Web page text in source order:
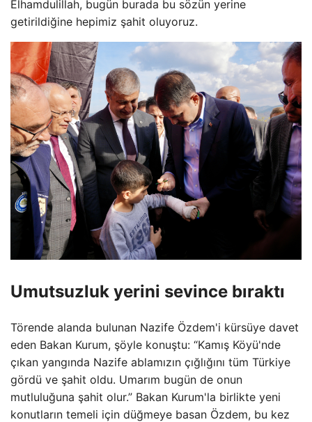
Elhamdulillah, bugün burada bu sözün yerine
getirildiğine hepimiz şahit oluyoruz.
Umutsuzluk yerini sevince bıraktı
Törende alanda bulunan Nazife Özdem'i kürsüye davet
eden Bakan Kurum, şöyle konuştu: “Kamış Köyü'nde
çıkan yangında Nazife ablamızın çığlığını tüm Türkiye
gördü ve şahit oldu. Umarım bugün de onun
mutluluğuna şahit olur.” Bakan Kurum'la birlikte yeni
konutların temeli için düğmeye basan Özdem, bu kez